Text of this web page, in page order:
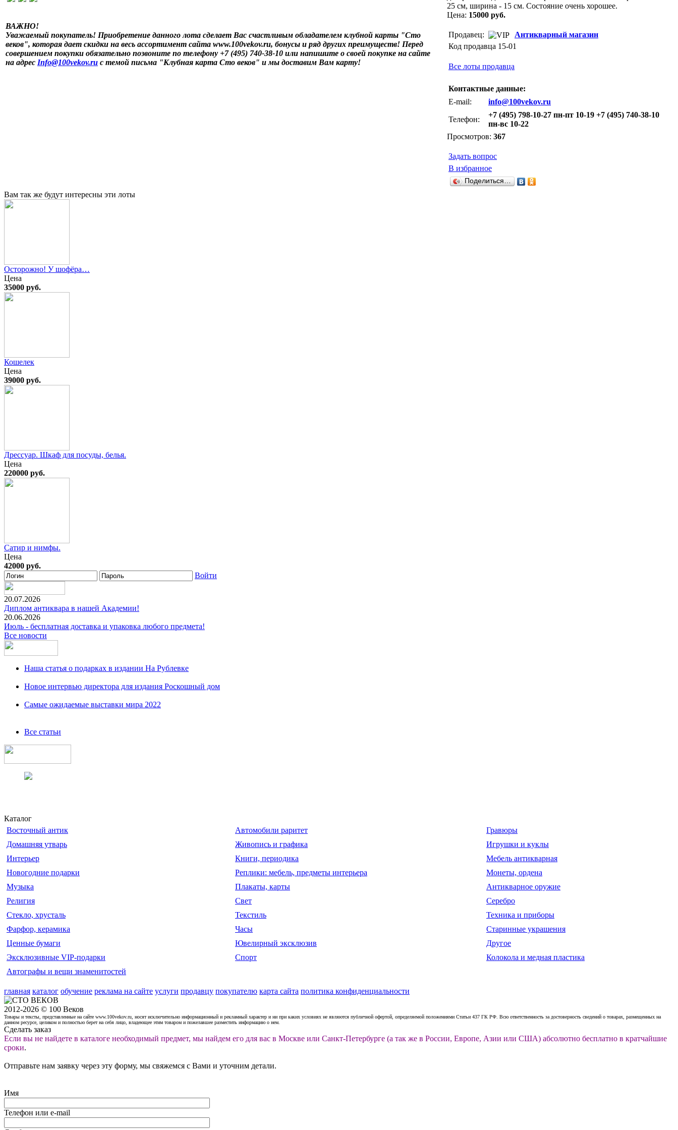
ВАЖНО!
Уважаемый покупатель! Приобретение данного лота сделает Вас счастливым обладателем клубной карты "Сто
веков", которая дает скидки на весь ассортимент сайта www.100vekov.ru, бонусы и ряд других преимуществ! Перед
совершением покупки обязательно позвоните по телефону +7 (495) 740-38-10 или напишите о своей покупке на сайте
на адрес Info@100vekov.ru с темой письма "Клубная карта Сто веков" и мы доставим Вам карту!
25 см, ширина - 15 см. Состояние очень хорошее.
Цена: 15000 руб.
Продавец:
Антикварный магазин
Код продавца 15-01
Все лоты продавца
Контактные данные:
E-mail:
info@100vekov.ru
Телефон:
+7 (495) 798-10-27 пн-пт 10-19 +7 (495) 740-38-10
пн-вс 10-22
Просмотров: 367
Задать вопрос
В избранное
Поделиться…
Вам так же будут интересны эти лоты
Осторожно! У шофёра…
Цена
35000 руб.
Кошелек
Цена
39000 руб.
Дрессуар. Шкаф для посуды, белья.
Цена
220000 руб.
Сатир и нимфы.
Цена
42000 руб.
Войти
20.07.2026
Диплом антиквара в нашей Академии!
20.06.2026
Июль - бесплатная доставка и упаковка любого предмета!
Все новости
Наша статья о подарках в издании На Рублевке
Новое интервью директора для издания Роскошный дом
Самые ожидаемые выставки мира 2022
Все статьи
Каталог
Восточный антик
Автомобили раритет
Гравюры
Домашняя утварь
Живопись и графика
Игрушки и куклы
Интерьер
Книги, периодика
Мебель антикварная
Новогодние подарки
Реплики: мебель, предметы интерьера
Монеты, ордена
Музыка
Плакаты, карты
Антикварное оружие
Религия
Свет
Серебро
Стекло, хрусталь
Текстиль
Техника и приборы
Фарфор, керамика
Часы
Старинные украшения
Ценные бумаги
Ювелирный эксклюзив
Другое
Эксклюзивные VIP-подарки
Спорт
Колокола и медная пластика
Автографы и вещи знаменитостей
главная каталог обучение реклама на сайте услуги продавцу покупателю карта сайта политика конфиденциальности
2012-2026 © 100 Веков
Товары и тексты, представленные на сайте www.100vekov.ru, носят исключительно информационный и рекламный характер и ни при каких условиях не являются публичной офертой, определяемой положениями Статьи 437 ГК РФ. Всю ответственность за достоверность сведений о товарах, размещенных на
данном ресурсе, целиком и полностью берет на себя лицо, владеющее этим товаром и пожелавшее разместить информацию о нем.
Сделать заказ
Если вы не найдете в каталоге необходимый предмет, мы найдем его для вас в Москве или Санкт-Петербурге (а так же в России, Европе, Азии или США) абсолютно бесплатно в кратчайшие
сроки.
Отправьте нам заявку через эту форму, мы свяжемся с Вами и уточним детали.
Имя
Телефон или e-mail